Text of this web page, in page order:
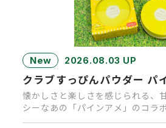
New 2026.08.03 UP
クラブすっぴんパウダー パ
懐かしさと楽しさを感じられる、
シーなあの「パインアメ」のコラ
た。キャンディを思わせる…